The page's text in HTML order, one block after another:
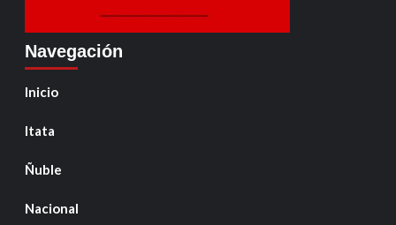
Navegación
Inicio
Itata
Ñuble
Nacional